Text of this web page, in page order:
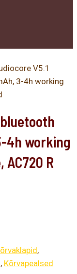
V5.1
3-4h working
4h working
R
,
, Kõrvapealsed